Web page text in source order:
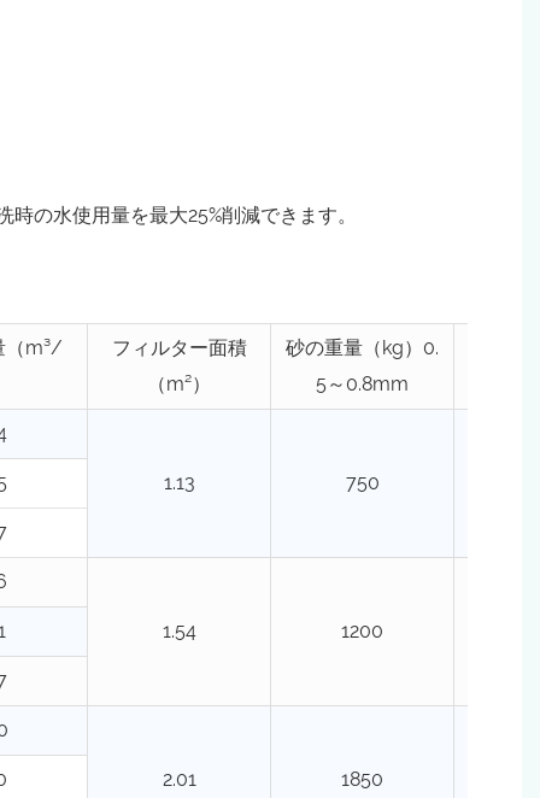
の水使用量を最大25%削減できます。
（m³/
フィルター面積
（m²）
砂の重量（kg）0.
5～0.8mm
1.13 750
1.54 1200
2.01 1850